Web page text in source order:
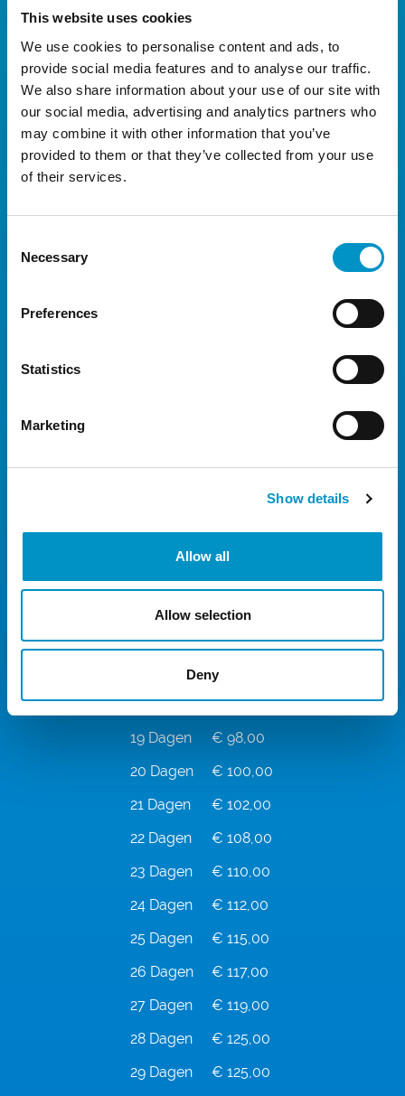
This website uses cookies
We use cookies to personalise content and ads, to
provide social media features and to analyse our traffic.
We also share information about your use of our site with
our social media, advertising and analytics partners who
may combine it with other information that you’ve
provided to them or that they’ve collected from your use
of their services.
Selection
Necessary
Preferences
Statistics
Marketing
Show details
Allow all
Allow selection
Deny
Parking Airea Keulen?
De reguliere parkeertarieven van
Parking Airea Keulen zijn als volgt:
1 Dag
€ 49,00
11 Dagen
€ 80,00
13 Dagen
€ 80,00
16 Dagen
€ 88,00
17 Dagen
€ 92,00
18 Dagen
€ 95,00
19 Dagen
€ 98,00
20 Dagen
€ 100,00
21 Dagen
€ 102,00
22 Dagen
€ 108,00
23 Dagen
€ 110,00
24 Dagen
€ 112,00
25 Dagen
€ 115,00
26 Dagen
€ 117,00
27 Dagen
€ 119,00
28 Dagen
€ 125,00
29 Dagen
€ 125,00